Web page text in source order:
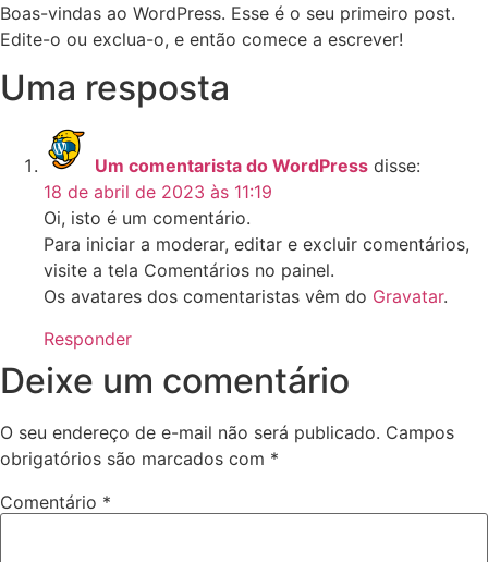
Boas-vindas ao WordPress. Esse é o seu primeiro post.
Edite-o ou exclua-o, e então comece a escrever!
Uma resposta
Um comentarista do WordPress disse:
18 de abril de 2023 às 11:19
Oi, isto é um comentário.
Para iniciar a moderar, editar e excluir comentários,
visite a tela Comentários no painel.
Os avatares dos comentaristas vêm do Gravatar.
Responder
Deixe um comentário
O seu endereço de e-mail não será publicado. Campos
obrigatórios são marcados com *
Comentário *